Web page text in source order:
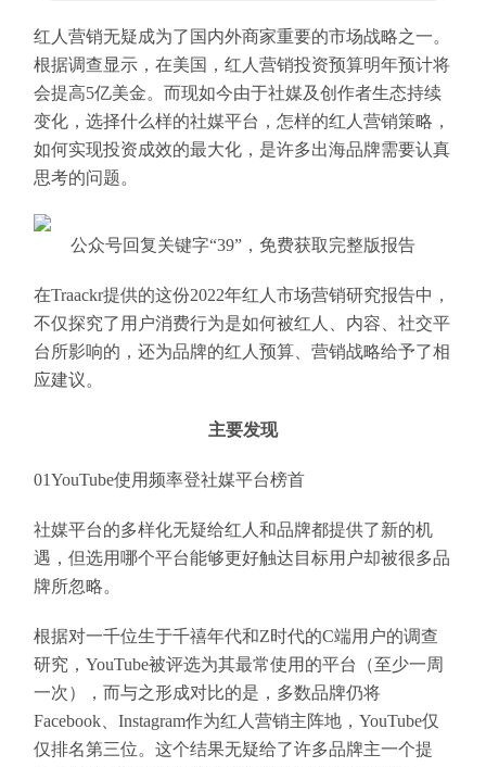
红人营销无疑成为了国内外商家重要的市场战略之一。
根据调查显示，在美国，红人营销投资预算明年预计将
会提高5亿美金。而现如今由于社媒及创作者生态持续
变化，选择什么样的社媒平台，怎样的红人营销策略，
如何实现投资成效的最大化，是许多出海品牌需要认真
思考的问题。
公众号回复关键字“39”，免费获取完整版报告
在Traackr提供的这份2022年红人市场营销研究报告中，
不仅探究了用户消费行为是如何被红人、内容、社交平
台所影响的，还为品牌的红人预算、营销战略给予了相
应建议。
主要发现
01YouTube使用频率登社媒平台榜首
社媒平台的多样化无疑给红人和品牌都提供了新的机
遇，但选用哪个平台能够更好触达目标用户却被很多品
牌所忽略。
根据对一千位生于千禧年代和Z时代的C端用户的调查
研究，YouTube被评选为其最常使用的平台（至少一周
一次），而与之形成对比的是，多数品牌仍将
Facebook、Instagram作为红人营销主阵地，YouTube仅
仅排名第三位。这个结果无疑给了许多品牌主一个提